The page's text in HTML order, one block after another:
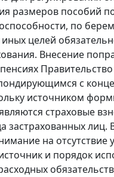
размеров пособий
по
целей
Внесение
с
источником
страховые
застрахованных лиц.
на отсутствие
и порядок